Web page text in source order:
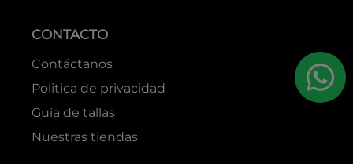
CONTACTO
Contáctanos
Politica de privacidad
Guía de tallas
Nuestras tiendas